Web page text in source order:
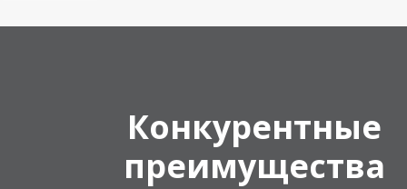
Конкурентные
преимущества